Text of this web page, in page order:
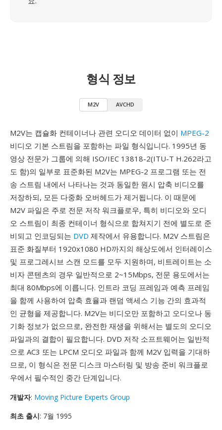
형식 정보
M2V AVCHD
M2V는 캡슐화 컨테이너나 관련 오디오 데이터 없이 MPEG-2
비디오 기본 스트림을 포함하는 파일 형식입니다. 1995년 동
영상 전문가 그룹에 의해 ISO/IEC 13818-2(ITU-T H.262라고
도 함)의 일부로 표준화된 M2V는 MPEG-2 프로그램 또는 전
송 스트림 내에서 나타나는 것과 동일한 원시 압축 비디오를
저장하되, 모든 다중화 오버헤드가 제거됩니다. 이 때문에
M2V 파일은 주로 전문 저작 워크플로우, 특히 비디오와 오디
오 스트림이 최종 컨테이너 형식으로 합쳐지기 전에 별도로 준
비되고 인코딩되는 DVD 제작에서 유용합니다. M2V 스트림은
표준 화질부터 1920x1080 HD까지의 해상도에서 인터레이스
및 프로그레시브 스캔 모드를 모두 지원하며, 비트레이트는 소
비자 콘텐츠의 경우 일반적으로 2~15Mbps, 전문 용도에서는
최대 80Mbps에 이릅니다. 인트라 코딩 프레임과 예측 프레임
을 함께 사용하여 압축 효율과 랜덤 액세스 기능 간의 효과적
인 균형을 제공합니다. M2V는 비디오만 포함하고 오디오나 동
기화 정보가 없으므로, 완전한 재생을 위해서는 별도의 오디오
파일과의 결합이 필요합니다. DVD 저작 소프트웨어는 일반적
으로 AC3 또는 LPCM 오디오 파일과 함께 M2V 입력을 기대하
므로, 이 형식은 전문 디스크 마스터링 및 방송 준비 워크플로
우에서 필수적인 중간 단계입니다.
개발자: Moving Picture Experts Group
최초 출시: 7월 1995